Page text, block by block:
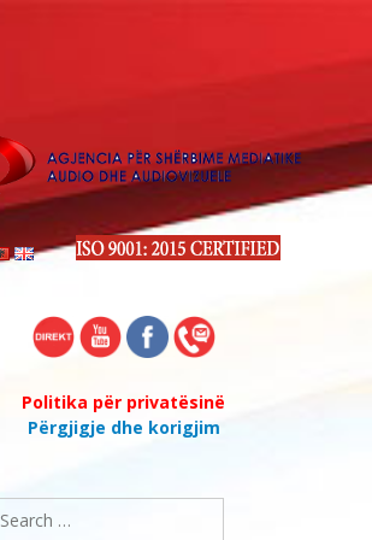
Politika për privatësinë
Përgjigje dhe korigjim